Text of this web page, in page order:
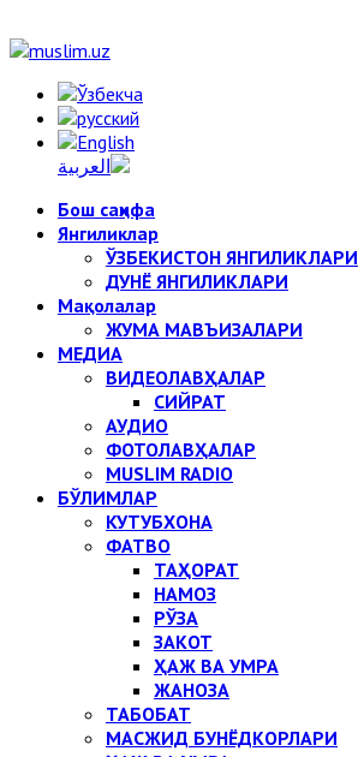
Бош саҳифа
Янгиликлар
ЎЗБЕКИСТОН ЯНГИЛИКЛАРИ
ДУНЁ ЯНГИЛИКЛАРИ
Мақолалар
ЖУМА МАВЪИЗАЛАРИ
МЕДИА
ВИДЕОЛАВҲАЛАР
СИЙРАТ
АУДИО
ФОТОЛАВҲАЛАР
MUSLIM RADIO
БЎЛИМЛАР
КУТУБХОНА
ФАТВО
ТАҲОРАТ
НАМОЗ
РЎЗА
ЗАКОТ
ҲАЖ ВА УМРА
ЖАНОЗА
ТАБОБАТ
МАСЖИД БУНЁДКОРЛАРИ